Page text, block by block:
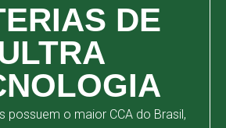
DE
possuem o maior CCA do Brasil,